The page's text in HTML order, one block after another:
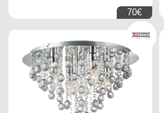
70€